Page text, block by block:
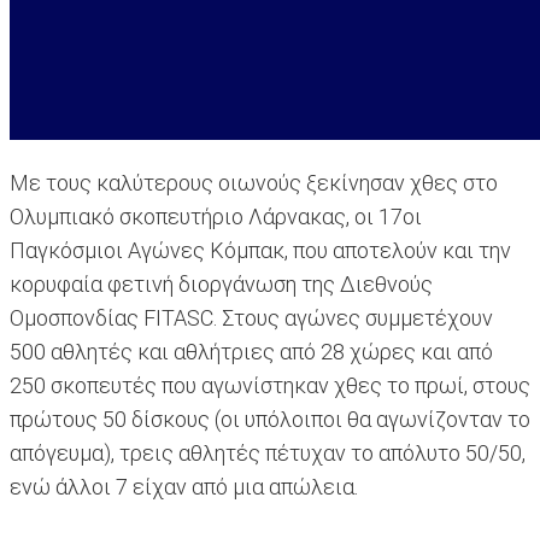
Με τους καλύτερους οιωνούς ξεκίνησαν χθες στο
Ολυμπιακό σκοπευτήριο Λάρνακας, οι 17οι
Παγκόσμιοι Αγώνες Κόμπακ, που αποτελούν και την
κορυφαία φετινή διοργάνωση της Διεθνούς
Ομοσπονδίας FITASC. Στους αγώνες συμμετέχουν
500 αθλητές και αθλήτριες από 28 χώρες και από
250 σκοπευτές που αγωνίστηκαν χθες το πρωί, στους
πρώτους 50 δίσκους (οι υπόλοιποι θα αγωνίζονταν το
απόγευμα), τρεις αθλητές πέτυχαν το απόλυτο 50/50,
ενώ άλλοι 7 είχαν από μια απώλεια.